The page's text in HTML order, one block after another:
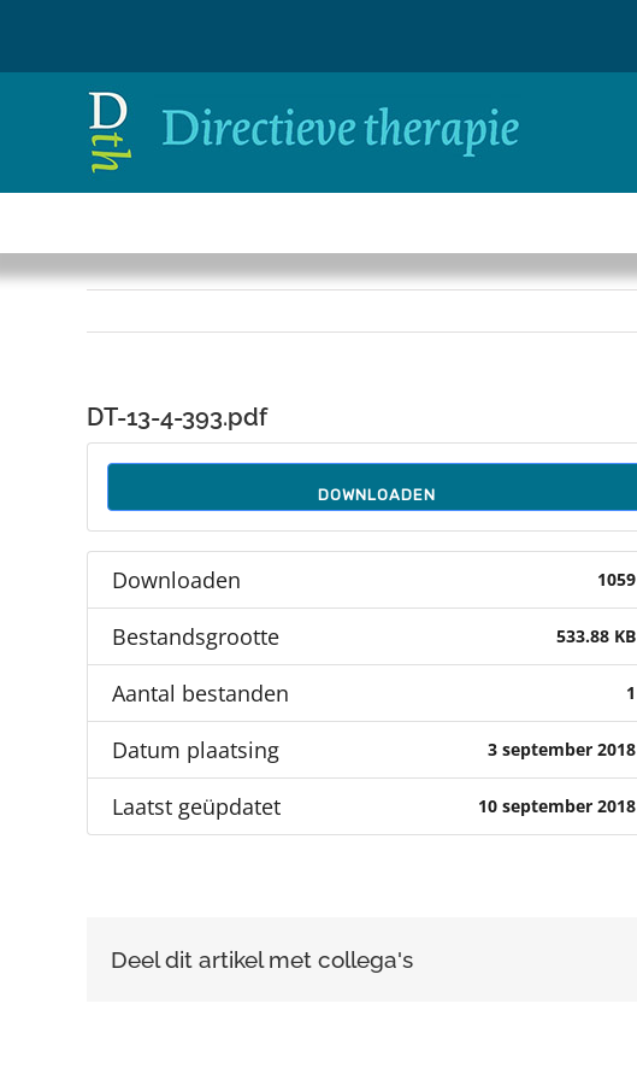
inhoud
DT-13-4-393.pdf
DOWNLOADEN
Downloaden 1059
Bestandsgrootte 533.88 KB
Aantal bestanden 1
Datum plaatsing 3 september 2018
Laatst geüpdatet 10 september 2018
Deel dit artikel met collega's